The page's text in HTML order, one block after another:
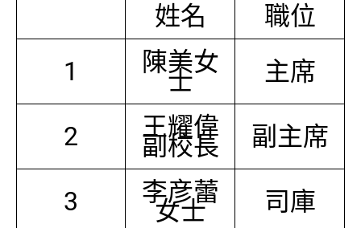
姓名
職位
1
陳美女
士 主席
2 王耀偉
副校長 副主席
3 李彦蕾
女士 司庫